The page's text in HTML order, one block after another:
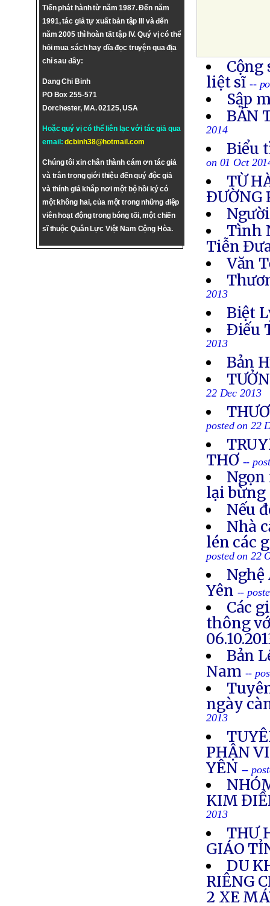
Tiến phát hành từ năm 1987. Đến năm
1991, tác giả tự xuất bản tập III và đến
năm 2005 thì hoàn tất tập IV. Quý vị có thể
hỏi mua sách hay dĩa đọc truyện qua địa
chỉ sau đây:
Dang Chi Binh
PO Box 255-571
Dorchester, MA. 02125, USA
Hoặc quý vị có thể liên lạc với tác giả qua
email:dcbinh38@hotmail.com
Chúng tôi xin chân thành cám ơn tác giả
và trân trọng giới thiệu đến quý độc giả
và thính giả khắp nơi một bộ hồi ký có
một không hai, của một trong những điệp
viên hoạt động trong bóng tối, một chiến
sĩ thuộc Quân Lực Việt Nam Cộng Hòa.
Cộng
liệt sĩ --
Sập
BẢN
2014
Biểu
on 01 Oct
TỪ
ÐƯỜNG
Tình
Tiễn
Văn
2013
Biệt
Ðiếu
2013
Bản
22 Dec 2013
posted on 22
THƠ --
lại bừng
Nếu
Nhà
lén các
posted on 22
Nghệ
Yên --
Các
thông
Bản
Nam --
ngày
2013
PHẬN
YÊN --
KIM
2013
THƯ
GIÁO
DU
RIÊNG
2 XE